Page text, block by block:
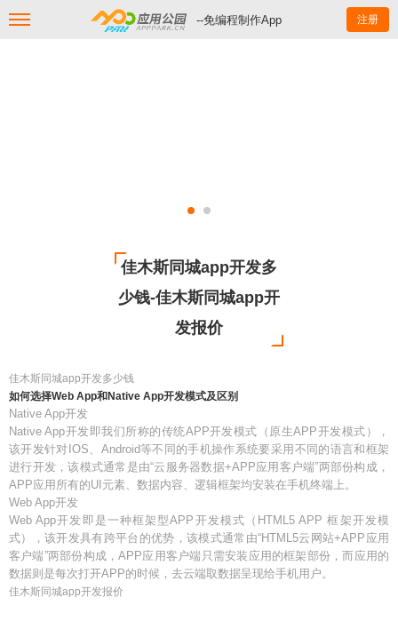
--免编程制作App 注册
佳木斯同城app开发多
少钱-佳木斯同城app开
发报价
佳木斯同城app开发多少钱
如何选择Web App和Native App开发模式及区别
Native App开发
Native App开发即我们所称的传统APP开发模式（原生APP开发模式），
该开发针对IOS、Android等不同的手机操作系统要采用不同的语言和框架
进行开发，该模式通常是由“云服务器数据+APP应用客户端”两部份构成，
APP应用所有的UI元素、数据内容、逻辑框架均安装在手机终端上。
Web App开发
Web App开发即是一种框架型APP开发模式（HTML5 APP 框架开发模
式），该开发具有跨平台的优势，该模式通常由“HTML5云网站+APP应用
客户端”两部份构成，APP应用客户端只需安装应用的框架部份，而应用的
数据则是每次打开APP的时候，去云端取数据呈现给手机用户。
佳木斯同城app开发报价